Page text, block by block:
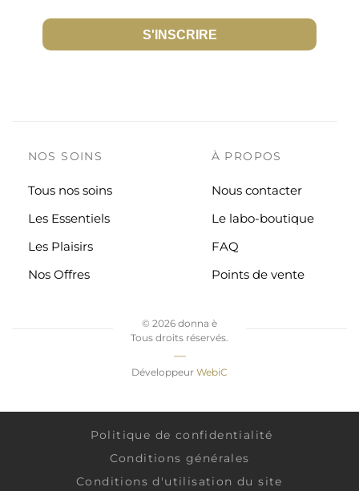
NOS SOINS
Tous nos soins
Les Essentiels
Les Plaisirs
Nos Offres
À PROPOS
Nous contacter
Le labo-boutique
FAQ
Points de vente
S'INSCRIRE
© 2026 donna è
Tous droits réservés.
—
Développeur WebiC
Politique de confidentialité
Conditions générales
Conditions d'utilisation du site